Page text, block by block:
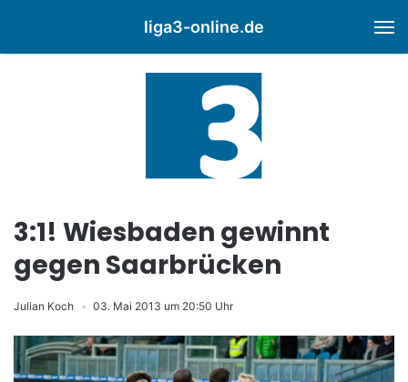
liga3-online.de
3:1! Wiesbaden gewinnt
gegen Saarbrücken
Julian Koch 03. Mai 2013 um 20:50 Uhr